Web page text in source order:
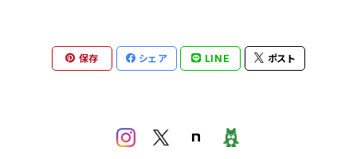
保存 シェア LINE ポスト